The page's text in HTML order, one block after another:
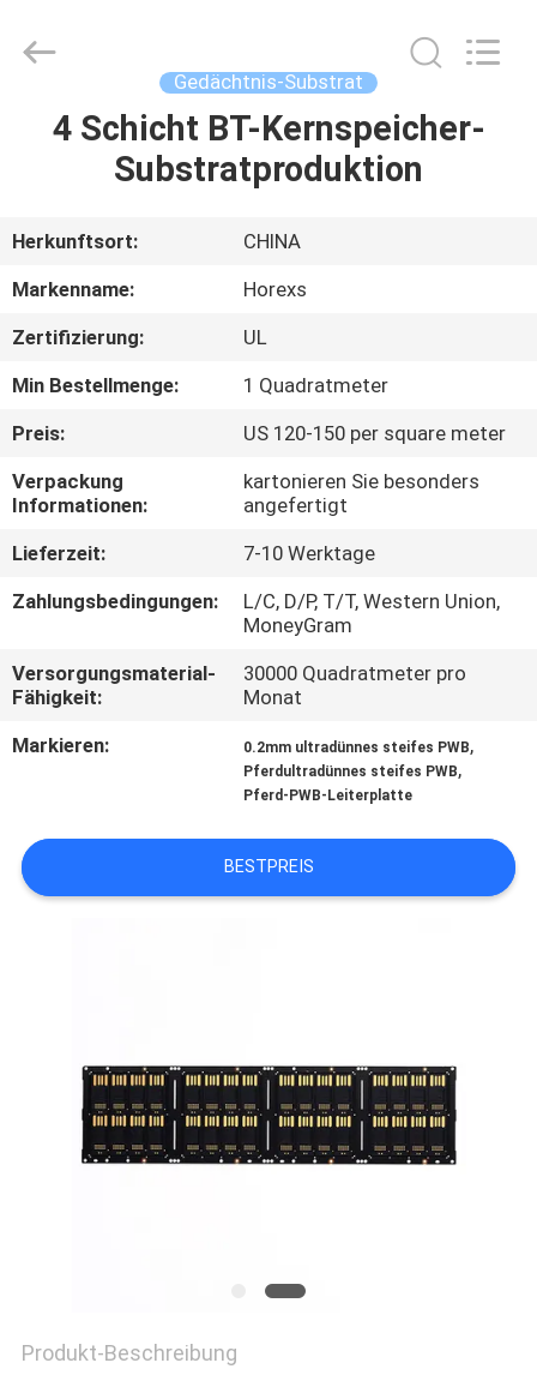
HAUS
ÜBER
UNS
FABRIK-
AUSFLUG
QUALITÄTSKONTROLLE
TRETEN
MIT
UNS
IN
NACHRICHTEN
SITEMAP
Co.,Ltd..
Gedächtnis-Substrat
4 Schicht BT-Kernspeicher-
Substratproduktion
Herkunftsort:
CHINA
Markenname:
Horexs
Zertifizierung:
UL
Min Bestellmenge:
1 Quadratmeter
Preis:
US 120-150 per square meter
Verpackung
Informationen:
kartonieren Sie besonders
angefertigt
Lieferzeit:
7-10 Werktage
Zahlungsbedingungen:
L/C, D/P, T/T, Western Union,
MoneyGram
Versorgungsmaterial-
Fähigkeit:
30000 Quadratmeter pro
Monat
Markieren:
0.2mm ultradünnes steifes PWB,
Pferdultradünnes steifes PWB,
Pferd-PWB-Leiterplatte
BESTPREIS
Produkt-Beschreibung